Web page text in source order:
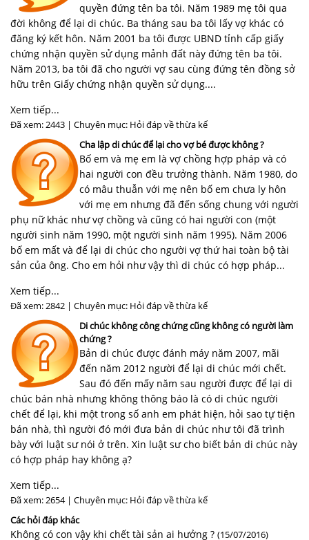
quyền đứng tên ba tôi. Năm 1989 mẹ tôi qua
đời không để lại di chúc. Ba tháng sau ba tôi lấy vợ khác có
đăng ký kết hôn. Năm 2001 ba tôi được UBND tỉnh cấp giấy
chứng nhận quyền sử dụng mảnh đất này đứng tên ba tôi.
Năm 2013, ba tôi đã cho người vợ sau cùng đứng tên đồng sở
hữu trên Giấy chứng nhận quyền sử dụng....
Xem tiếp...
Đã xem: 2443 | Chuyên mục: Hỏi đáp về thừa kế
Cha lập di chúc để lại cho vợ bé được không ?
Bố em và mẹ em là vợ chồng hợp pháp và có
hai người con đều trưởng thành. Năm 1980, do
có mâu thuẫn với mẹ nên bố em chưa ly hôn
với mẹ em nhưng đã đến sống chung với người
phụ nữ khác như vợ chồng và cũng có hai người con (một
người sinh năm 1990, một người sinh năm 1995). Năm 2006
bố em mất và để lại di chúc cho người vợ thứ hai toàn bộ tài
sản của ông. Cho em hỏi như vậy thì di chúc có hợp pháp...
Xem tiếp...
Đã xem: 2842 | Chuyên mục: Hỏi đáp về thừa kế
Di chúc không công chứng cũng không có người làm
chứng ?
Bản di chúc được đánh máy năm 2007, mãi
đến năm 2012 người để lại di chúc mới chết.
Sau đó đến mấy năm sau người được để lại di
chúc bán nhà nhưng không thông báo là có di chúc người
chết để lại, khi một trong số anh em phát hiện, hỏi sao tự tiện
bán nhà, thì người đó mới đưa bản di chúc như tôi đã trình
bày với luật sư nói ở trên. Xin luật sư cho biết bản di chúc này
có hợp pháp hay không ạ?
Xem tiếp...
Đã xem: 2654 | Chuyên mục: Hỏi đáp về thừa kế
Các hỏi đáp khác
Không có con vậy khi chết tài sản ai hưởng ? (15/07/2016)